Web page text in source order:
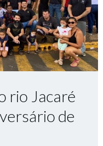
rio Jacaré
de